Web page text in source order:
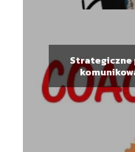
Strategiczne
pracownikom –
dla kadry